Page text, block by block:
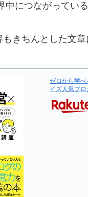
につながってい
きちんとした文
ゼロから学
イズ人気ブ